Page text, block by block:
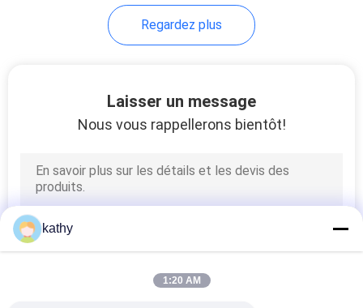
dentelle
Tissu coloré de
broderie
Regardez plus
Laisser un message
Nous vous rappellerons bientôt!
kathy
1:20 AM